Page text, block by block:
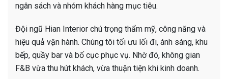
ngân sách và nhóm khách hàng mục tiêu.
Đội ngũ Hian Interior chú trọng thẩm mỹ, công năng và
hiệu quả vận hành. Chúng tôi tối ưu lối đi, ánh sáng, khu
bếp, quầy bar và bố cục phục vụ. Nhờ đó, không gian
F&B vừa thu hút khách, vừa thuận tiện khi kinh doanh.